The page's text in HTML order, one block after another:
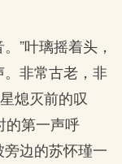
”叶璃摇着头，
非常古老，非
熄灭前的叹
的第一声呼
边的苏怀瑾一